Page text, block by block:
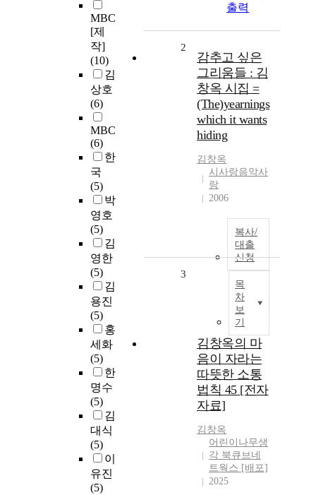
MBC
[제
작]
(10)
김
상호
(6)
MBC
(6)
한
국
(5)
박
영호
(5)
김
영한
(5)
김
용진
(5)
홍
세화
(5)
한
명수
(5)
김
대식
(5)
이
유진
(5)
출력
2
감추고 싶은
그리움들 : 김
창옥 시집 =
(The)yearnings
which it wants
hiding
김창옥
시사랑음악사
랑
2006
복사/
대출
신청
목
차
보
기
3
김창옥의 마
음이 자라는
따뜻한 소통
법칙 45 [전자
자료]
김창옥
어린이나무생
각 북큐브네
트웍스 [배포]
2025